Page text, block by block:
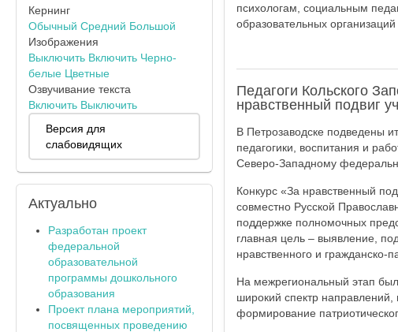
психологам, социальным
образовательных
Педагоги Кольского
нравственный подвиг
В Петрозаводске подведены
педагогики, воспитания и
Северо-Западному
Конкурс «За нравственный
совместно Русской
поддержке полномочных
главная цель – выявление,
нравственного и гражданско-
На межрегиональный этап
широкий спектр направлений,
формирование
Кернинг
Обычный Средний Большой
Изображения
Выключить Включить Черно-
белые Цветные
Озвучивание текста
Включить Выключить
Версия для
слабовидящих
Актуально
Разработан проект
федеральной
образовательной
программы дошкольного
образования
Проект плана мероприятий,
посвященных проведению